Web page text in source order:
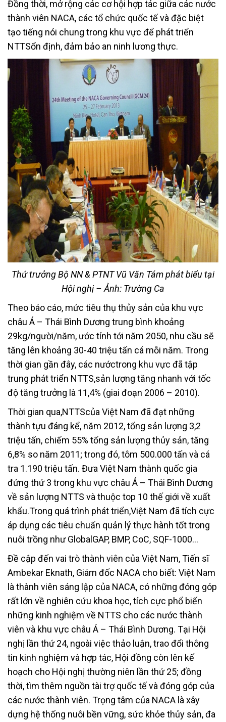
Đồng thời, mở rộng các cơ hội hợp tác giữa các nước
thành viên NACA, các tổ chức quốc tế và đặc biệt
tạo tiếng nói chung trong khu vực để phát triển
NTTSổn định, đảm bảo an ninh lương thực.
Thứ trưởng Bộ NN & PTNT Vũ Văn Tám phát biểu tại
Hội nghị – Ảnh: Trường Ca
Theo báo cáo, mức tiêu thụ thủy sản của khu vực
châu Á – Thái Bình Dương trung bình khoảng
29kg/người/năm, ước tính tới năm 2050, nhu cầu sẽ
tăng lên khoảng 30-40 triệu tấn cá mỗi năm. Trong
thời gian gần đây, các nướctrong khu vực đã tập
trung phát triển NTTS,sản lượng tăng nhanh với tốc
độ tăng trưởng là 11,4% (giai đoạn 2006 – 2010).
Thời gian qua,NTTScủa Việt Nam đã đạt những
thành tựu đáng kể, năm 2012, tổng sản lượng 3,2
triệu tấn, chiếm 55% tổng sản lượng thủy sản, tăng
6,8% so năm 2011; trong đó, tôm 500.000 tấn và cá
tra 1.190 triệu tấn. Đưa Việt Nam thành quốc gia
đứng thứ 3 trong khu vực châu Á – Thái Bình Dương
về sản lượng NTTS và thuộc top 10 thế giới về xuất
khẩu.Trong quá trình phát triển,Việt Nam đã tích cực
áp dụng các tiêu chuẩn quản lý thực hành tốt trong
nuôi trồng như GlobalGAP, BMP, CoC, SQF-1000…
Đề cập đến vai trò thành viên của Việt Nam, Tiến sĩ
Ambekar Eknath, Giám đốc NACA cho biết: Việt Nam
là thành viên sáng lập của NACA, có những đóng góp
rất lớn về nghiên cứu khoa học, tích cực phổ biến
những kinh nghiệm về NTTS cho các nước thành
viên và khu vực châu Á – Thái Bình Dương. Tại Hội
nghị lần thứ 24, ngoài việc thảo luận, trao đổi thông
tin kinh nghiệm và hợp tác, Hội đồng còn lên kế
hoạch cho Hội nghị thường niên lần thứ 25; đồng
thời, tìm thêm nguồn tài trợ quốc tế và đóng góp của
các nước thành viên. Trọng tâm của NACA là xây
dựng hệ thống nuôi bền vững, sức khỏe thủy sản, đa